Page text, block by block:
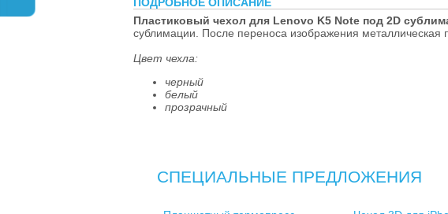
косметички для
клатчи для
Пластиковый чехол для Lenovo K5 Note под 2D
сублимации. После переноса изображения металлическая
Цвет чехла:
черный
белый
прозрачный
СПЕЦИАЛЬНЫЕ ПРЕДЛОЖЕНИЯ